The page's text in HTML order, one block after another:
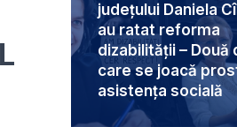
județului Daniela
au ratat reforma
dizabilității – Două
care se joacă
asistența socială